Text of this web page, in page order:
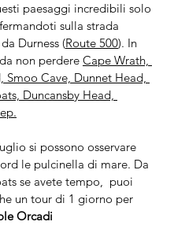
paesaggi incredibili solo
sulla strada
Durness (Route 500). In
non perdere Cape Wrath,
Smoo Cave, Dunnet Head,
Duncansby Head,
si possono osservare
le pulcinella di mare. Da
se avete tempo,  puoi
un tour di 1 giorno per
Orcadi